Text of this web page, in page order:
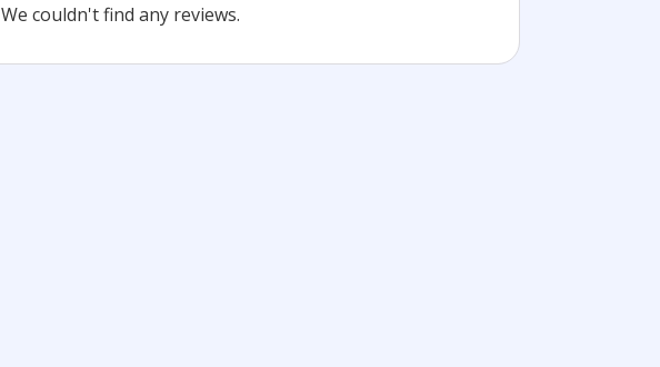
We couldn't find any reviews.